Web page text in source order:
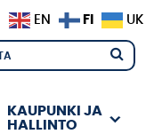
KAUPUNKI JA
HALLINTO
EN FI UK